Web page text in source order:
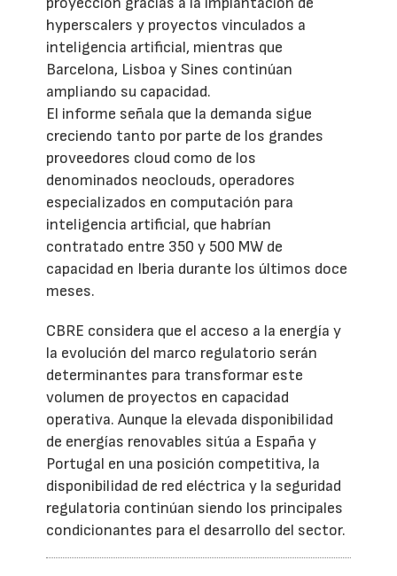
hyperscalers y proyectos vinculados a
inteligencia artificial, mientras que
Barcelona, Lisboa y Sines continúan
ampliando su capacidad.
El informe señala que la demanda sigue
creciendo tanto por parte de los grandes
proveedores cloud como de los
denominados neoclouds, operadores
especializados en computación para
inteligencia artificial, que habrían
contratado entre 350 y 500 MW de
capacidad en Iberia durante los últimos doce
meses.
CBRE considera que el acceso a la energía y
la evolución del marco regulatorio serán
determinantes para transformar este
volumen de proyectos en capacidad
operativa. Aunque la elevada disponibilidad
de energías renovables sitúa a España y
Portugal en una posición competitiva, la
disponibilidad de red eléctrica y la seguridad
regulatoria continúan siendo los principales
condicionantes para el desarrollo del sector.